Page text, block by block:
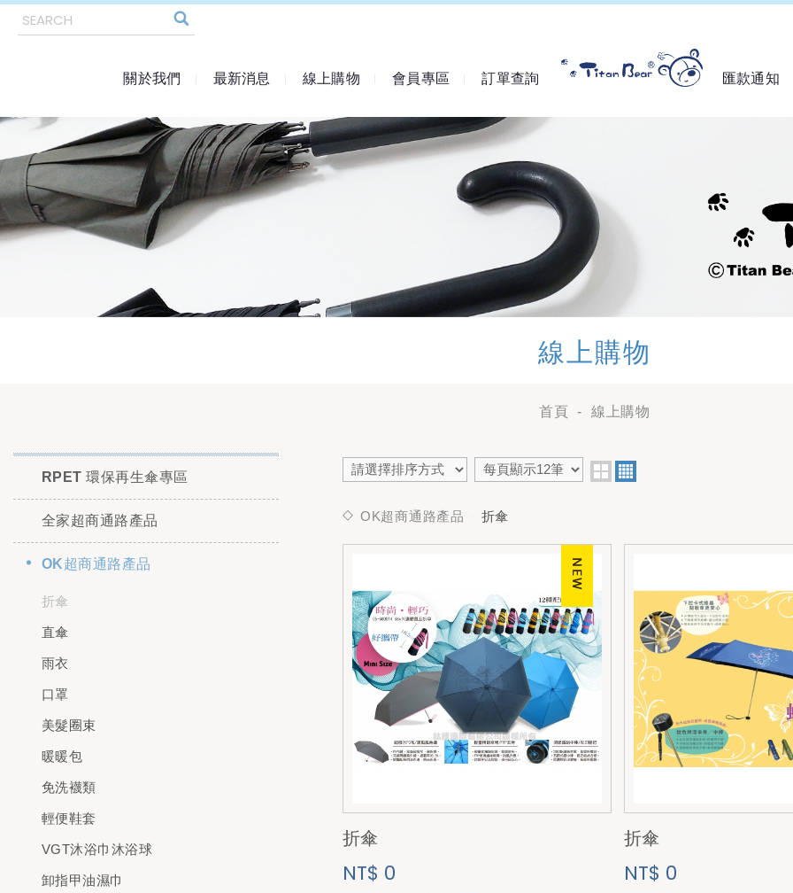
關於我們 最新消息 線上購物 會員專區 訂單查詢 匯款通知
線上購物
首頁 線上購物
RPET 環保再生傘專區
全家超商通路產品
OK超商通路產品
折傘
直傘
雨衣
口罩
美髮圈束
暖暖包
免洗襪類
輕便鞋套
VGT沐浴巾沐浴球
卸指甲油濕巾
OK超商通路產品 折傘
折傘
NT$ 0
折傘
NT$ 0